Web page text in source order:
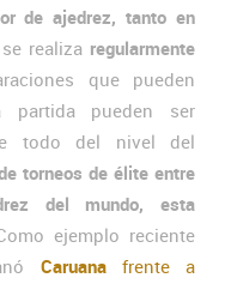
de ajedrez, tanto en
realiza regularmente
que pueden
partida pueden ser
todo del nivel del
torneos de élite entre
del mundo, esta
ejemplo reciente
Caruanafrente a